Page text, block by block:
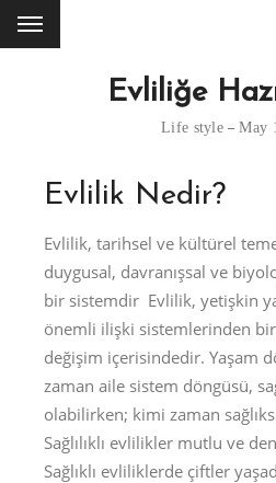
Evliliğe
Life style May
Evlilik Nedir?
Evlilik, tarihsel ve kültürel
duygusal, davranışsal ve
bir sistemdir Evlilik, yetişkin
önemli ilişki sistemlerinden
değişim içerisindedir. Yaşam
zaman aile sistem döngüsü,
olabilirken; kimi zaman
Sağlılıklı evlilikler mutlu ve
Sağlıklı evliliklerde çiftler